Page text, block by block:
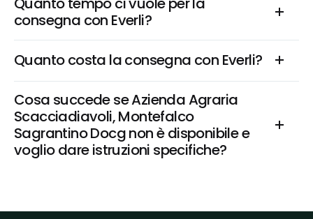
consegna con Everli?
Quanto costa la consegna con Everli?
Cosa succede se Azienda Agraria
Scacciadiavoli, Montefalco
Sagrantino Docg non è disponibile e
voglio dare istruzioni specifiche?